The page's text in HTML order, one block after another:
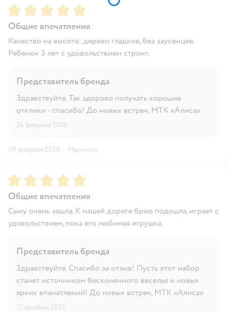
Рейтинг:5
Общие впечатления
Качество на высоте: дерево гладкое, без заусенцев.
Ребенок 3 лет с удовольствием строит.
Представитель бренда
Здравствуйте. Так здорово получать хорошие
отклики - спасибо! До новых встреч, МТК «Алиса»
26 февраля 2026
09 февраля 2026 · Марина u.
Рейтинг:5
Общие впечатления
Сыну очень зашла. К нашей дороге брио подошла, играет с
удовольствием, пока его любимая игрушка.
Представитель бренда
Здравствуйте. Спасибо за отзыв! Пусть этот набор
станет источником бесконечного веселья и новых
ярких впечатлений! До новых встреч, МТК «Алиса»
12 декабря 2025